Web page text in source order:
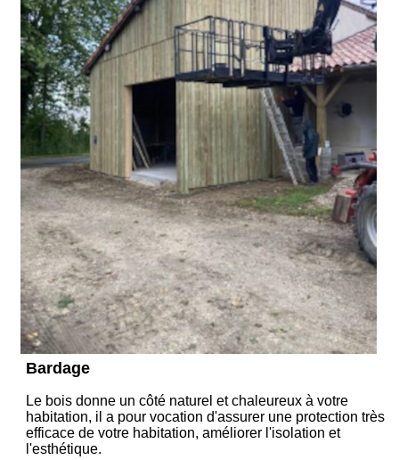
Bardage
Le bois donne un côté naturel et chaleureux à votre
habitation, il a pour vocation d'assurer une protection très
efficace de votre habitation, améliorer l'isolation et
l'esthétique.